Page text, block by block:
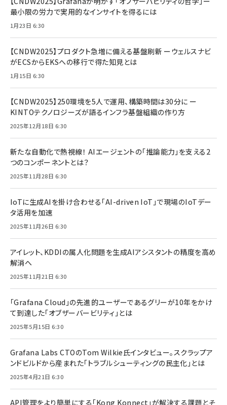
最小限の労力で実用的なインサイトを得るには
1月23日 6:30
【CNDW2025】プロダクト急増に備える基盤刷新 ーウェルスナビ
がECSからEKSへの移行で得た知見とは
1月15日 6:30
【CNDW2025】250環境を5人で運用、構築時間は30分に ー
KINTOテクノロジーズが語るインフラ基盤組織の作り方
2025年12月18日 6:30
新たな自動化で熱視線！ AIエージェントの「推論能力」を支える2
つのコンポーネントとは？
2025年11月28日 6:30
IoTに生成AIを掛け合わせる「AI-driven IoT」で現場のIoTデー
タ活用を加速
2025年11月26日 6:30
アイレット、KDDIの属人化問題を生成AIアシスタントの精度を高め
解消へ
2025年11月21日 6:30
「Grafana Cloud」の先進的ユーザーであるグリーが10年をかけ
て到達した「オブザーバービリティ」とは
2025年5月15日 6:30
Grafana Labs CTOのTom Wilkie氏インタビュー。スクラップア
ンドビルドから産まれた「トラブルシューティングの民主化」とは
2025年4月21日 6:30
API管理をより簡単にする「Kong Konnect」が解決する課題とそ